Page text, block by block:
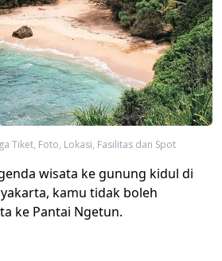
Tiket, Foto, Lokasi, Fasilitas dan Spot
wisata ke gunung kidul di
kamu tidak boleh
ke Pantai Ngetun.